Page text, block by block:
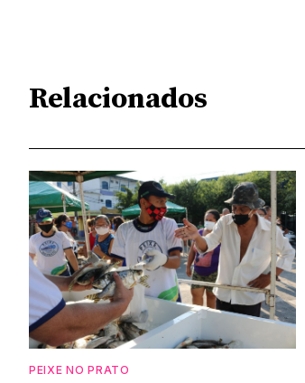
Relacionados
PEIXE NO PRATO